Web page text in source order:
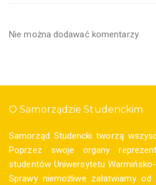
Nie można dodawać komentarzy
O Samorządzie Studenckim
Samorząd Studencki tworzą
Poprzez swoje organy
studentów Uniwersytetu
Sprawy niemożliwe załatwiamy